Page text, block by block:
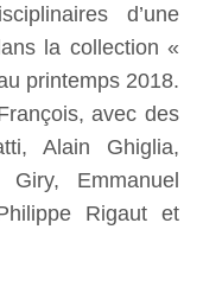
d’une
la collection «
printemps 2018.
avec des
Alain Ghiglia,
Emmanuel
Rigaut et